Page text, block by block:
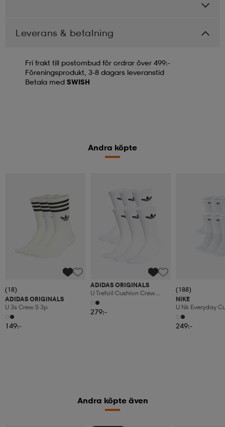
Leverans & betalning
Fri frakt till postombud för ordrar över 499:-
Föreningsprodukt, 3-8 dagars leveranstid
Betala med SWISH
Andra köpte
(18)
ADIDAS ORIGINALS
U 3s Crew S 3p
149:-
ADIDAS ORIGINALS
U Trefoil Cushion Crew
Socks 6 Pairs
279:-
(188)
NIKE
U Nk Everyday
6pr-Bd
249:-
Andra köpte även